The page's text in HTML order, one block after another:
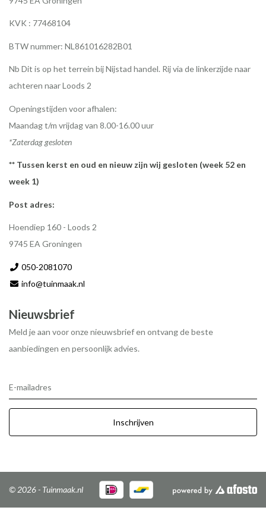
KVK : 77468104
BTW nummer: NL861016282B01
Nb Dit is op het terrein bij Nijstad handel. Rij via de linkerzijde naar
achteren naar Loods 2
Openingstijden voor afhalen:
Maandag t/m vrijdag van 8.00-16.00 uur
*Zaterdag gesloten
** Tussen kerst en oud en nieuw zijn wij gesloten (week 52 en
week 1)
Post adres:
Hoendiep 160 - Loods 2
9745 EA Groningen
050-2081070
info@tuinmaak.nl
Nieuwsbrief
Meld je aan voor onze nieuwsbrief en ontvang de beste
aanbiedingen en persoonlijk advies.
E-mailadres
Inschrijven
© 2026 - Tuinmaak.nl